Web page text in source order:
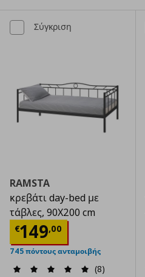
Σύγκριση
RAMSTA
κρεβάτι day-bed με
τάβλες, 90X200 cm
€149,00
Τρέχουσα τιμή
745 πόντους ανταμοιβής
(8)